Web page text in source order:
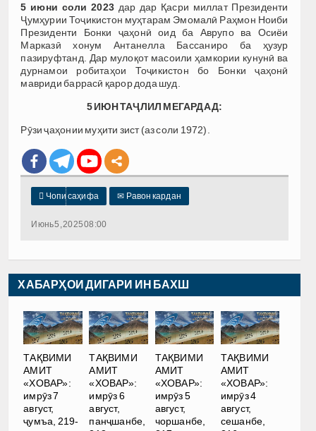
5 июни соли 2023дар дар Қасри миллат Президенти
Ҷумҳурии Тоҷикистон муҳтарам Эмомалӣ Раҳмон Ноиби
Президенти Бонки ҷаҳонӣ оид ба Аврупо ва Осиёи
Марказӣ хонум Антанелла Бассаниро ба ҳузур
пазируфтанд. Дар мулоқот масоили ҳамкории кунунӣ ва
дурнамои робитаҳои Тоҷикистон бо Бонки ҷаҳонӣ
мавриди баррасӣ қарор дода шуд.
5 ИЮН ТАҶЛИЛ МЕГАРДАД:
Рӯзи ҷаҳонии муҳити зист (аз соли 1972).
 Чопи саҳифа ✉ Равон кардан
Июнь 5, 2025 08:00
ХАБАРҲОИ ДИГАРИ ИН БАХШ
ТАҚВИМИ
АМИТ
«ХОВАР»:
имрӯз 7
август,
ҷумъа, 219-
ТАҚВИМИ
АМИТ
«ХОВАР»:
имрӯз 6
август,
панҷшанбе,
ТАҚВИМИ
АМИТ
«ХОВАР»:
имрӯз 5
август,
чоршанбе,
ТАҚВИМИ
АМИТ
«ХОВАР»:
имрӯз 4
август,
сешанбе,